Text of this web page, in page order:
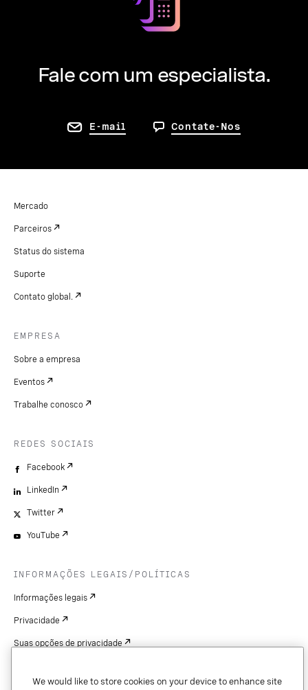
Fale com um especialista.
E-mail Contate-Nos
Mercado
Parceiros
Status do sistema
Suporte
Contato global.
EMPRESA
Sobre a empresa
Eventos
Trabalhe conosco
REDES SOCIAIS
Facebook
LinkedIn
Twitter
YouTube
INFORMAÇÕES LEGAIS/POLÍTICAS
Informações legais
Privacidade
Suas opções de privacidade
We would like to store cookies on your device to enhance site